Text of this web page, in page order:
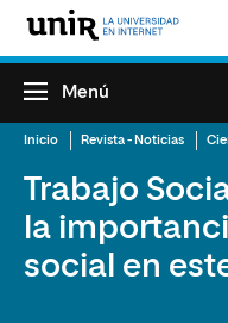
Menú
Inicio Revista - Noticias
Trabajo
la
social en